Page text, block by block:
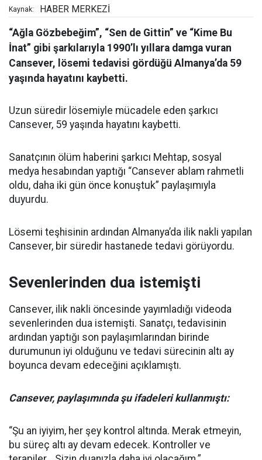
Kaynak: HABER MERKEZİ
“Ağla Gözbebeğim”, “Sen de Gittin” ve “Kime Bu
İnat” gibi şarkılarıyla 1990’lı yıllara damga vuran
Cansever, lösemi tedavisi gördüğü Almanya’da 59
yaşında hayatını kaybetti.
Uzun süredir lösemiyle mücadele eden şarkıcı
Cansever, 59 yaşında hayatını kaybetti.
Sanatçının ölüm haberini şarkıcı Mehtap, sosyal
medya hesabından yaptığı “Cansever ablam rahmetli
oldu, daha iki gün önce konuştuk” paylaşımıyla
duyurdu.
Lösemi teşhisinin ardından Almanya’da ilik nakli yapılan
Cansever, bir süredir hastanede tedavi görüyordu.
Sevenlerinden dua istemişti
Cansever, ilik nakli öncesinde yayımladığı videoda
sevenlerinden dua istemişti. Sanatçı, tedavisinin
ardından yaptığı son paylaşımlarından birinde
durumunun iyi olduğunu ve tedavi sürecinin altı ay
boyunca devam edeceğini açıklamıştı.
Cansever, paylaşımında şu ifadeleri kullanmıştı:
“Şu an iyiyim, her şey kontrol altında. Merak etmeyin,
bu süreç altı ay devam edecek. Kontroller ve